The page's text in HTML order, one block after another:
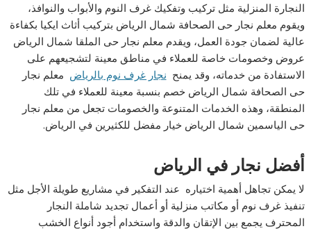
النجارة المنزلية مثل تركيب وتفكيك غرف النوم والأبواب والنوافذ،
ويقوم معلم نجار حى الصحافة شمال الرياض بتركيب أثاث ايكيا بكفاءة
عالية لضمان جودة العمل، ويقدم معلم نجار حى الملقا شمال الرياض
عروض وخصومات خاصة للعملاء في مناطق معينة لتشجيعهم على
الاستفادة من خدماته، وقد يمنح نجار غرف نوم بالرياض معلم نجار
حى الصحافة شمال الرياض خصم بنسبة معينة للعملاء في تلك
المنطقة، وهذه الخدمات المتنوعة والخصومات تجعل من معلم نجار
حى الياسمين شمال الرياض خيار مفضل للكثيرين في الرياض.
أفضل نجار في الرياض
لا يمكن تجاهل أهمية اختياره عند التفكير في مشاريع طويلة الأجل مثل
تنفيذ غرف نوم أو مكاتب منزلية أو أعمال تجديد شاملة النجار
المحترف يجمع بين الإتقان والدقة واستخدام أجود أنواع الخشب